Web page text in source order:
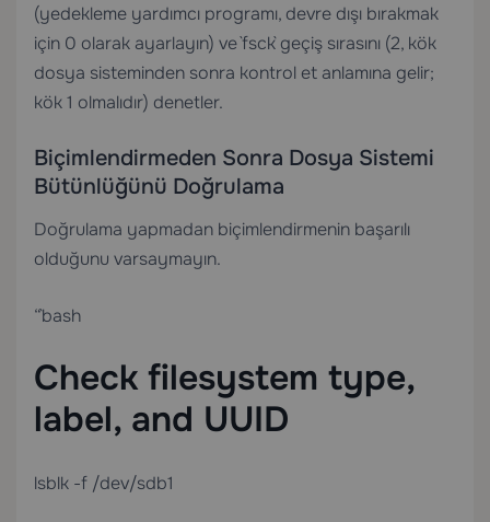
(yedekleme yardımcı programı, devre dışı bırakmak
için 0 olarak ayarlayın) ve `fsck` geçiş sırasını (2, kök
dosya sisteminden sonra kontrol et anlamına gelir;
kök 1 olmalıdır) denetler.
Biçimlendirmeden Sonra Dosya Sistemi
Bütünlüğünü Doğrulama
Doğrulama yapmadan biçimlendirmenin başarılı
olduğunu varsaymayın.
“`bash
Check filesystem type,
label, and UUID
lsblk -f /dev/sdb1